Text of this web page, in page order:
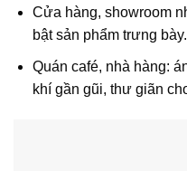
Cửa hàng, showroom
bật sản phẩm trưng bày.
Quán café, nhà hàng:
khí gần gũi, thư giãn